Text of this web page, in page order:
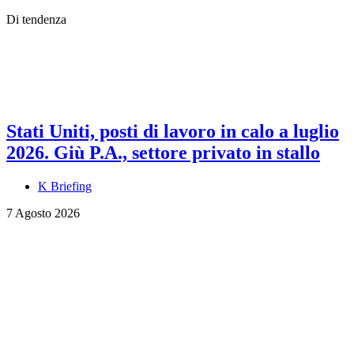
Di tendenza
Stati Uniti, posti di lavoro in calo a luglio
2026. Giù P.A., settore privato in stallo
K Briefing
7 Agosto 2026